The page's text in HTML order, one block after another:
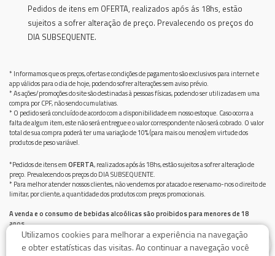
Pedidos de itens em OFERTA, realizados após ás 18hs, estão
sujeitos a sofrer alteração de preço. Prevalecendo os preços do
DIA SUBSEQUENTE.
* Informamos que os preços, ofertas e condições de pagamento são exclusivos para internet e
app válidos para o dia de hoje, podendo sofrer alterações sem aviso prévio.
* As ações/promoções do site são destinadas à pessoas físicas, podendo ser utilizadas em uma
compra por CPF, não sendo cumulativas.
* O pedido será concluído de acordo com a disponibilidade em nosso estoque. Caso ocorra a
falta de algum item, este não será entregue e o valor correspondente não será cobrado. O valor
total de sua compra poderá ter uma variação de 10% (para mais ou menos) em virtude dos
produtos de peso variável.
*Pedidos de itens emOFERTA, realizados após ás 18hs, estão sujeitos a sofrer alteração de
preço. Prevalecendo os preços do DIA SUBSEQUENTE.
* Para melhor atender nossos clientes, não vendemos por atacado e reservamo-nos o direito de
limitar, por cliente, a quantidade dos produtos com preços promocionais.
A venda e o consumo de bebidas alcoólicas são proibidos para menores de 18
anos.
Bebida alcoólica pode causar dependência química e, em excesso, provoca graves males à saúde.
Beba com moderação
Utilizamos cookies para melhorar a experiência na navegação
e obter estatísticas das visitas. Ao continuar a navegação você